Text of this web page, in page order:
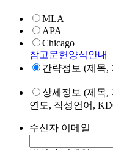
MLA
APA
Chicago
참고문헌양식안내
간략정보 (제목,
상세정보 (제목,
연도, 작성언어,
수신자 이메일